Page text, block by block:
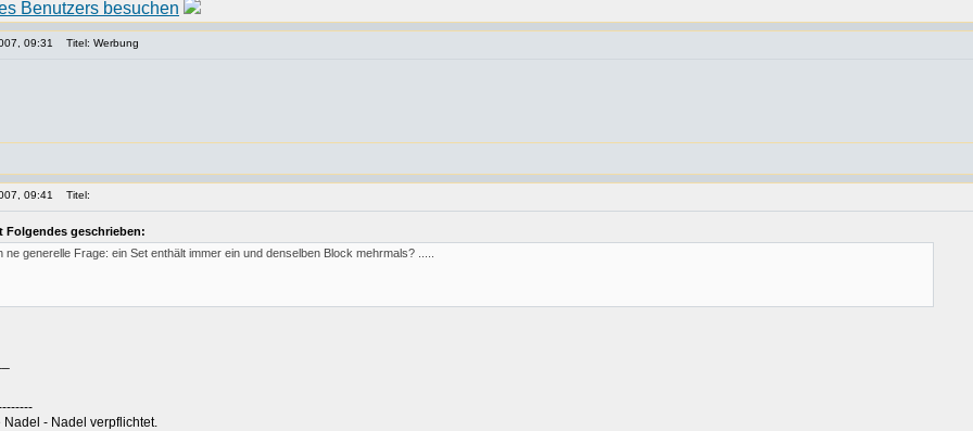
09:31 Titel: Werbung
09:41 Titel:
Folgendes geschrieben:
ne generelle Frage: ein Set enthält immer ein und denselben Block mehrmals? .....
- Nadel verpflichtet.